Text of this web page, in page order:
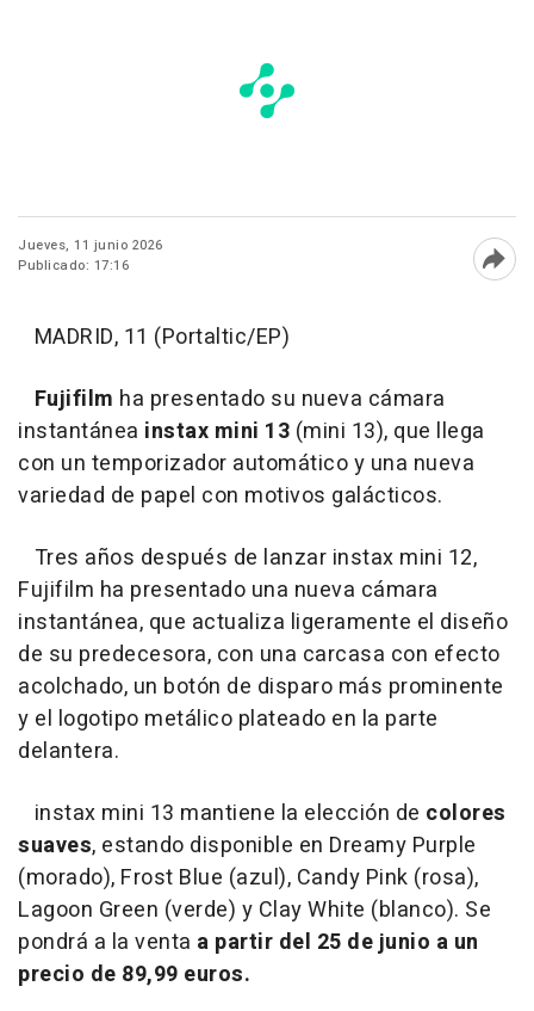
Jueves, 11 junio 2026
Publicado: 17:16
MADRID, 11 (Portaltic/EP)
Fujifilm ha presentado su nueva cámara
instantánea instax mini 13 (mini 13), que llega
con un temporizador automático y una nueva
variedad de papel con motivos galácticos.
Tres años después de lanzar instax mini 12,
Fujifilm ha presentado una nueva cámara
instantánea, que actualiza ligeramente el diseño
de su predecesora, con una carcasa con efecto
acolchado, un botón de disparo más prominente
y el logotipo metálico plateado en la parte
delantera.
instax mini 13 mantiene la elección de colores
suaves, estando disponible en Dreamy Purple
(morado), Frost Blue (azul), Candy Pink (rosa),
Lagoon Green (verde) y Clay White (blanco). Se
pondrá a la venta a partir del 25 de junio a un
precio de 89,99 euros.